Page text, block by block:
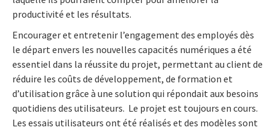
productivité et les résultats.
Encourager et entretenir l’engagement des employés dès
le départ envers les nouvelles capacités numériques a été
essentiel dans la réussite du projet, permettant au client de
réduire les coûts de développement, de formation et
d’utilisation grâce à une solution qui répondait aux besoins
quotidiens des utilisateurs. Le projet est toujours en cours.
Les essais utilisateurs ont été réalisés et des modèles sont